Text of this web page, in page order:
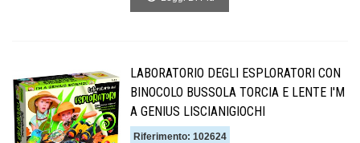
LABORATORIO DEGLI ESPLORATORI CON
BINOCOLO BUSSOLA TORCIA E LENTE I'M
A GENIUS LISCIANIGIOCHI
Riferimento: 102624